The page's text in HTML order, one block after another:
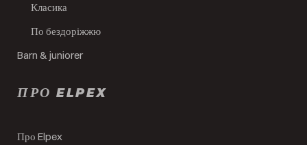
Класика
По бездоріжжю
Barn & juniorer
ПРО ELPEX
Про Elpex